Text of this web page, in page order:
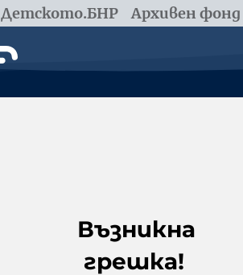
Детското.БНР Архивен
Възникна
грешка!